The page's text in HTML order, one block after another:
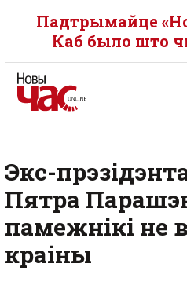
Падтрымайце
Каб было што
Экс-
Пятра
памежнікі не
краіны